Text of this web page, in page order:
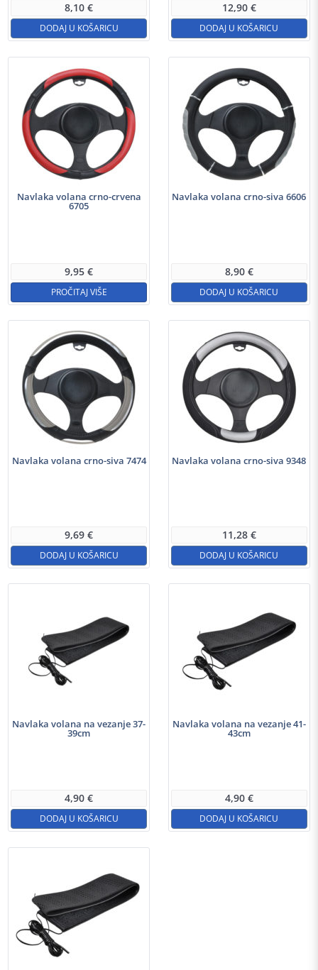
8,10€
DODAJ U KOŠARICU
12,90 €
DODAJ U KOŠARICU
Navlaka volana crno-crvena
6705
9,95€
PROČITAJ VIŠE
Navlaka volana crno-siva 6606
8,90 €
DODAJ U KOŠARICU
Navlaka volana crno-siva 7474
9,69€
DODAJ U KOŠARICU
Navlaka volana crno-siva 9348
11,28 €
DODAJ U KOŠARICU
Navlaka volana na vezanje 37-
39cm
4,90€
DODAJ U KOŠARICU
Navlaka volana na vezanje 41-
43cm
4,90 €
DODAJ U KOŠARICU